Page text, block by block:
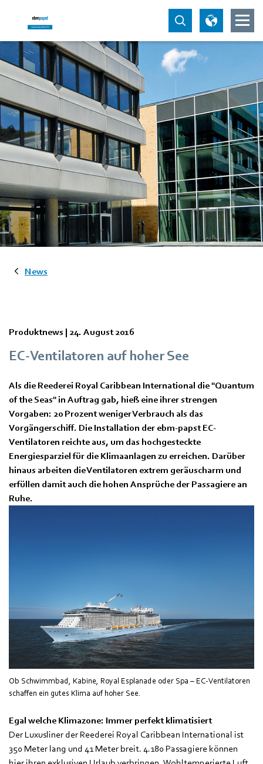
News
Produktnews | 24. August 2016
EC-Ventilatoren auf hoher See
Als die Reederei Royal Caribbean International die "Quantum
of the Seas" in Auftrag gab, hieß eine ihrer strengen
Vorgaben: 20 Prozent weniger Verbrauch als das
Vorgängerschiff. Die Installation der ebm-papst EC-
Ventilatoren reichte aus, um das hochgesteckte
Energiesparziel für die Klimaanlagen zu erreichen. Darüber
hinaus arbeiten die Ventilatoren extrem geräuscharm und
erfüllen damit auch die hohen Ansprüche der Passagiere an
Ruhe.
Ob Schwimmbad, Kabine, Royal Esplanade oder Spa – EC-Ventilatoren
schaffen ein gutes Klima auf hoher See.
Egal welche Klimazone: Immer perfekt klimatisiert
Der Luxusliner der Reederei Royal Caribbean International ist
350 Meter lang und 41 Meter breit. 4.180 Passagiere können